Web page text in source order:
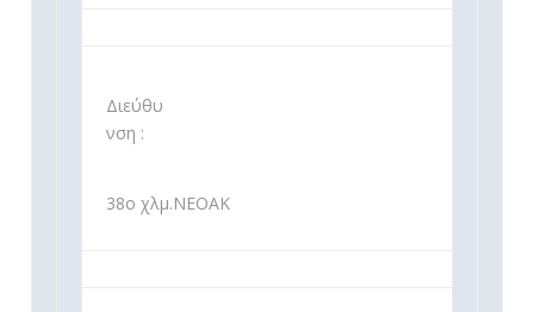
Διεύθυ
νση :
38ο χλμ.ΝΕΟΑΚ